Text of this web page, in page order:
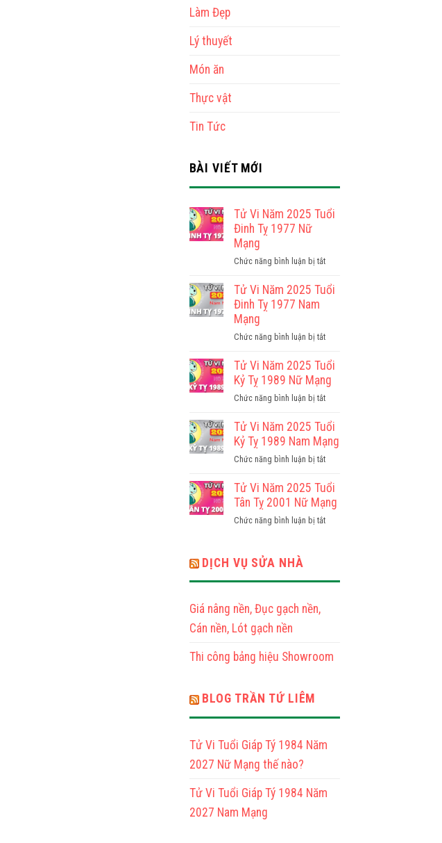
Làm Đẹp
Lý thuyết
Món ăn
Thực vật
Tin Tức
BÀI VIẾT MỚI
Tử Vi Năm 2025 Tuổi
Đinh Tỵ 1977 Nữ
Mạng
Chức năng bình luận bị tắtở
Vi
Đinh
1977
Nữ
Mạng
Tử Vi Năm 2025 Tuổi
Đinh Tỵ 1977 Nam
Mạng
Chức năng bình luận bị tắtở
Vi
Năm
2025
Tuổi
Tỵ
1977
Nam
Tử Vi Năm 2025 Tuổi
Kỷ Tỵ 1989 Nữ Mạng
Chức năng bình luận bị tắtở
Vi
Năm
2025
Tuổi
Tỵ
1989
Nữ
Tử Vi Năm 2025 Tuổi
Kỷ Tỵ 1989 Nam Mạng
Chức năng bình luận bị tắtở
Vi
Năm
2025
Tuổi
Tử Vi Năm 2025 Tuổi
Tân Tỵ 2001 Nữ Mạng
Chức năng bình luận bị tắtở
Mạng
DỊCH VỤ SỬA NHÀ
Giá nâng nền, Đục gạch nền,
Cán nền, Lót gạch nền
Thi công bảng hiệu Showroom
BLOG TRẦN TỨ LIÊM
Tử Vi Tuổi Giáp Tý 1984 Năm
2027 Nữ Mạng thế nào?
Tử Vi Tuổi Giáp Tý 1984 Năm
2027 Nam Mạng